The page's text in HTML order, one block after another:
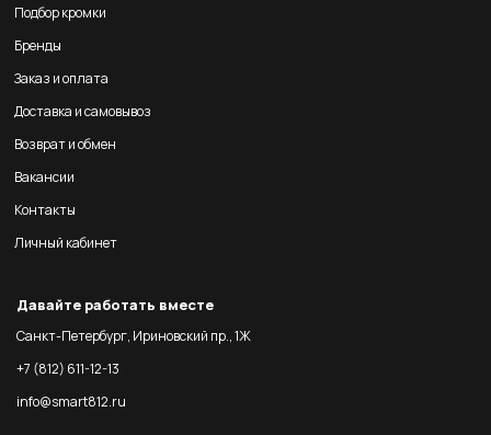
Подбор кромки
Бренды
Заказ и оплата
Доставка и самовывоз
Возврат и обмен
Вакансии
Контакты
Личный кабинет
Давайте работать вместе
Санкт-Петербург, Ириновский пр., 1Ж
+7 (812) 611-12-13
info@smart812.ru